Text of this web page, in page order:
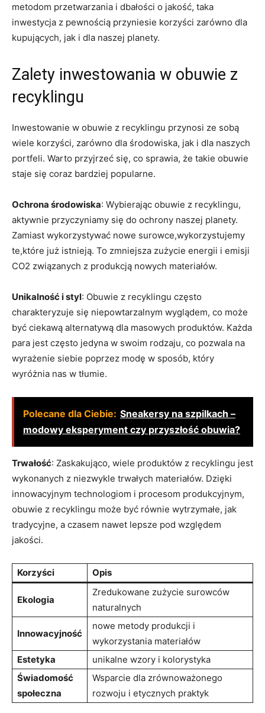
metodom przetwarzania i dbałości o jakość, taka
inwestycja z pewnością przyniesie korzyści zarówno dla
kupujących, jak i dla naszej planety.
Zalety inwestowania w obuwie z
recyklingu
Inwestowanie w obuwie z recyklingu przynosi ze sobą
wiele korzyści, zarówno dla środowiska, jak i dla naszych
portfeli. Warto przyjrzeć się, co sprawia, że takie obuwie
staje się coraz bardziej popularne.
Ochrona środowiska: Wybierając obuwie z recyklingu,
aktywnie przyczyniamy się do ochrony naszej planety.
Zamiast wykorzystywać nowe surowce,wykorzystujemy
te,które już istnieją. To zmniejsza zużycie energii i emisji
CO2 związanych z produkcją nowych materiałów.
Unikalność i styl: Obuwie z recyklingu często
charakteryzuje się niepowtarzalnym wyglądem, co może
być ciekawą alternatywą dla masowych produktów. Każda
para jest często jedyna w swoim rodzaju, co pozwala na
wyrażenie siebie poprzez modę w sposób, który
wyróżnia nas w tłumie.
Polecane dla Ciebie: Sneakersy na szpilkach –
modowy eksperyment czy przyszłość obuwia?
Trwałość: Zaskakująco, wiele produktów z recyklingu jest
wykonanych z niezwykle trwałych materiałów. Dzięki
innowacyjnym technologiom i procesom produkcyjnym,
obuwie z recyklingu może być równie wytrzymałe, jak
tradycyjne, a czasem nawet lepsze pod względem
jakości.
Korzyści Opis
Ekologia
Zredukowane zużycie surowców
naturalnych
Innowacyjność
nowe metody produkcji i
wykorzystania materiałów
Estetyka
unikalne wzory i kolorystyka
Świadomość
społeczna
Wsparcie dla zrównoważonego
rozwoju i etycznych praktyk